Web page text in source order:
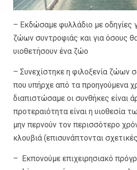
– Εκδώσαμε φυλλάδιο με οδηγίες
ζώων συντροφιάς και για όσους
υιοθετήσουν ένα ζώο
– Συνεχίστηκε η φιλοξενία ζώων
που υπήρχε από τα προηγούμενα
διαπιστώσαμε οι συνθήκες είναι
προτεραιότητα είναι η υιοθεσία
μην περνούν τον περισσότερο
κλουβιά (επισυνάπτονται
– Εκπονούμε επιχειρησιακό